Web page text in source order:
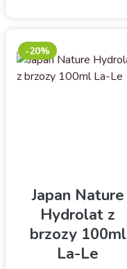
Japan Nature
Hydrolat z
brzozy 100ml
La-Le
-20%